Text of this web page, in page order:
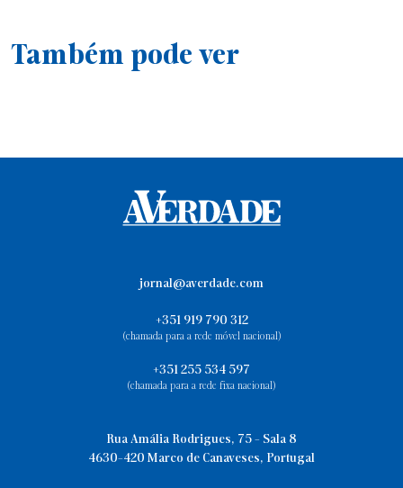
Também pode ver
jornal@averdade.com
+351 919 790 312
(chamada para a rede móvel nacional)
+351 255 534 597
(chamada para a rede fixa nacional)
Rua Amália Rodrigues, 75 - Sala 8
4630-420 Marco de Canaveses, Portugal